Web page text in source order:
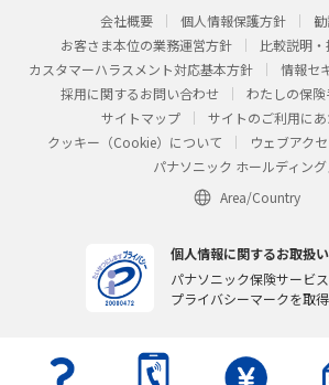
会社概要
個人情報保護方針
お客さま本位の業務運営方針
比較説明
カスタマーハラスメント対応基本方針
情報セ
採用に関するお問い合わせ
わたしの保
サイトマップ
サイトのご利用にあ
クッキー（Cookie）について
ウェブアク
パナソニック ホールディング
Area/Country
個人情報に関するお取扱
パナソニック保険サービ
プライバシーマークを取得